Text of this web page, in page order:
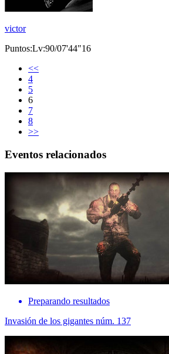
victor
Puntos:Lv:90/07'44"16
<<
4
5
6
7
8
>>
Eventos relacionados
Preparando resultados
Invasión de los gigantes núm. 137